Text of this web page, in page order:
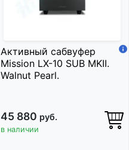
Активный сабвуфер
Mission LX-10 SUB MKII.
Walnut Pearl.
45 880 руб.
в наличии